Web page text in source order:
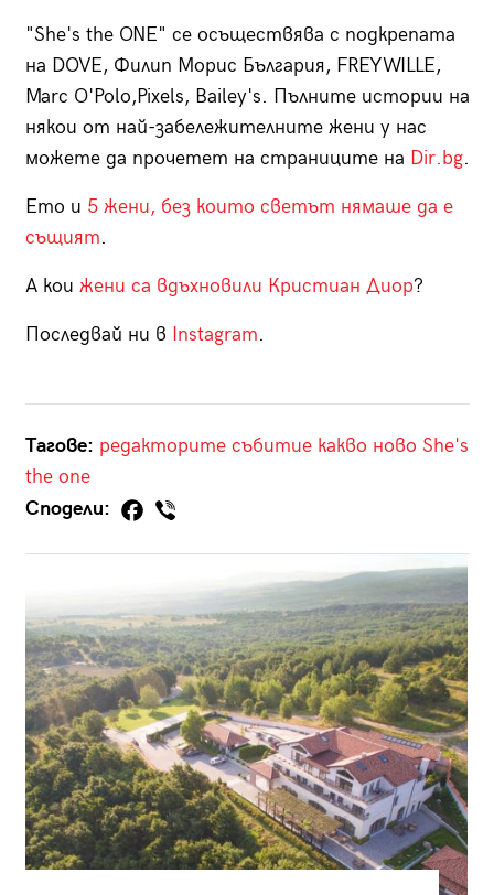
"She's the ONE" се осъществява с подкрепата
на DOVE, Филип Морис България, FREYWILLE,
Marc O'Polo,Pixels, Bailey's. Пълните истории на
някои от най-забележителните жени у нас
можете да прочетет на страниците на Dir.bg.
Ето и 5 жени, без които светът нямаше да е
същият.
А кои жени са вдъхновили Кристиан Диор?
Последвай ни в Instagram.
Тагове: редакторите събитие какво ново She's
the one
Сподели: